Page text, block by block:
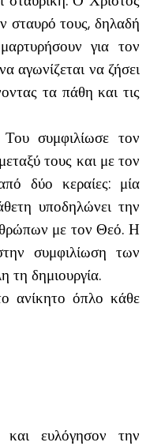
σταυρό τους, δηλαδή
για τον
αγωνίζεται να ζήσει
τα πάθη και τις
συμφιλίωσε τον
τους και με τον
δύο κεραίες: μία
υποδηλώνει την
με τον Θεό. Η
συμφιλίωση των
τη δημιουργία.
ανίκητο όπλο κάθε
ευλόγησον την